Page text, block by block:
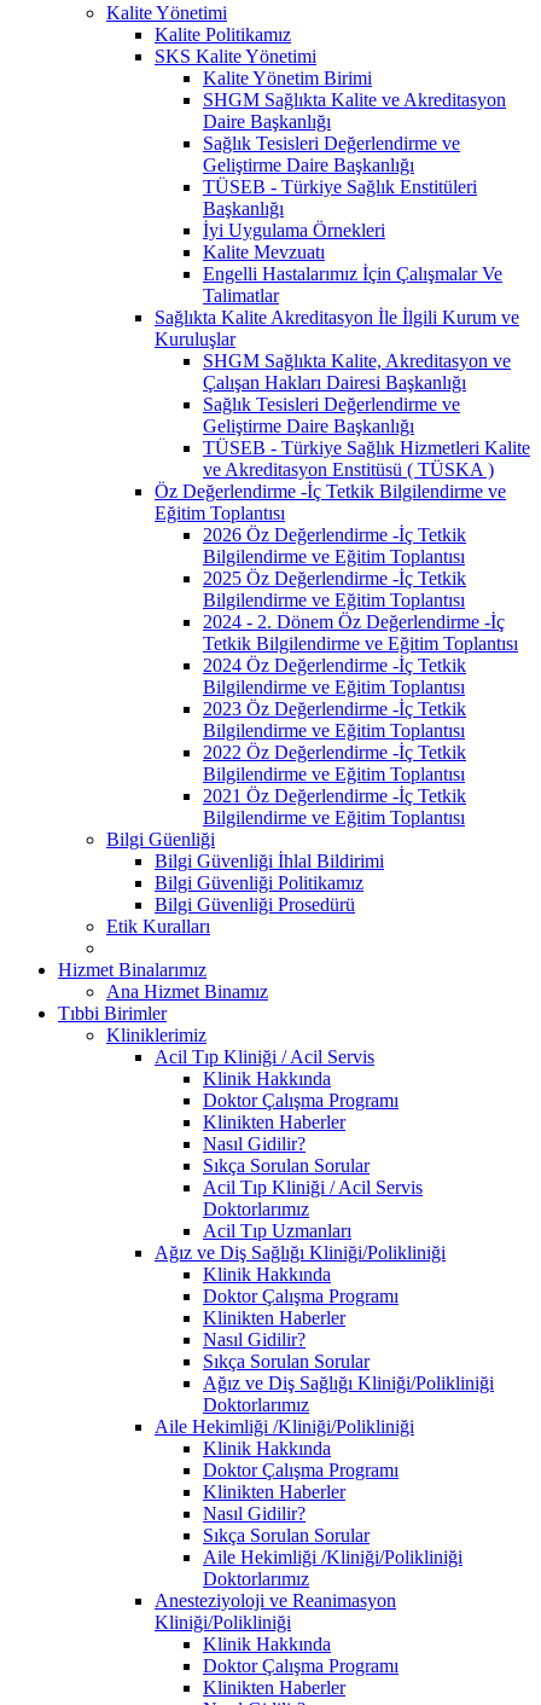
Kalite Yönetimi
Kalite Politikamız
SKS Kalite Yönetimi
Kalite Yönetim Birimi
SHGM Sağlıkta Kalite ve Akreditasyon
Daire Başkanlığı
Sağlık Tesisleri Değerlendirme ve
Geliştirme Daire Başkanlığı
TÜSEB - Türkiye Sağlık Enstitüleri
Başkanlığı
İyi Uygulama Örnekleri
Kalite Mevzuatı
Engelli Hastalarımız İçin Çalışmalar Ve
Talimatlar
Sağlıkta Kalite Akreditasyon İle İlgili Kurum ve
Kuruluşlar
SHGM Sağlıkta Kalite, Akreditasyon ve
Çalışan Hakları Dairesi Başkanlığı
Sağlık Tesisleri Değerlendirme ve
Geliştirme Daire Başkanlığı
TÜSEB - Türkiye Sağlık Hizmetleri Kalite
ve Akreditasyon Enstitüsü ( TÜSKA )
Öz Değerlendirme -İç Tetkik Bilgilendirme ve
Eğitim Toplantısı
2026 Öz Değerlendirme -İç Tetkik
Bilgilendirme ve Eğitim Toplantısı
2025 Öz Değerlendirme -İç Tetkik
Bilgilendirme ve Eğitim Toplantısı
2024 - 2. Dönem Öz Değerlendirme -İç
Tetkik Bilgilendirme ve Eğitim Toplantısı
2024 Öz Değerlendirme -İç Tetkik
Bilgilendirme ve Eğitim Toplantısı
2023 Öz Değerlendirme -İç Tetkik
Bilgilendirme ve Eğitim Toplantısı
2022 Öz Değerlendirme -İç Tetkik
Bilgilendirme ve Eğitim Toplantısı
2021 Öz Değerlendirme -İç Tetkik
Bilgilendirme ve Eğitim Toplantısı
Bilgi Güenliği
Bilgi Güvenliği İhlal Bildirimi
Bilgi Güvenliği Politikamız
Bilgi Güvenliği Prosedürü
Etik Kuralları
Hizmet Binalarımız
Ana Hizmet Binamız
Tıbbi Birimler
Kliniklerimiz
Acil Tıp Kliniği / Acil Servis
Klinik Hakkında
Doktor Çalışma Programı
Klinikten Haberler
Nasıl Gidilir?
Sıkça Sorulan Sorular
Acil Tıp Kliniği / Acil Servis
Doktorlarımız
Acil Tıp Uzmanları
Ağız ve Diş Sağlığı Kliniği/Polikliniği
Klinik Hakkında
Doktor Çalışma Programı
Klinikten Haberler
Nasıl Gidilir?
Sıkça Sorulan Sorular
Ağız ve Diş Sağlığı Kliniği/Polikliniği
Doktorlarımız
Aile Hekimliği /Kliniği/Polikliniği
Klinik Hakkında
Doktor Çalışma Programı
Klinikten Haberler
Nasıl Gidilir?
Sıkça Sorulan Sorular
Aile Hekimliği /Kliniği/Polikliniği
Doktorlarımız
Anesteziyoloji ve Reanimasyon
Kliniği/Polikliniği
Klinik Hakkında
Doktor Çalışma Programı
Klinikten Haberler